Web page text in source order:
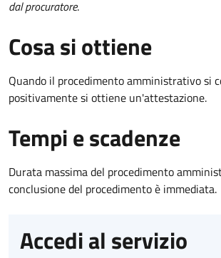
dal procuratore.
Cosa si ottiene
Quando il procedimento amministrativo si
positivamente si ottiene un'attestazione.
Tempi e scadenze
Durata massima del procedimento
conclusione del procedimento è immediata.
Accedi al servizio